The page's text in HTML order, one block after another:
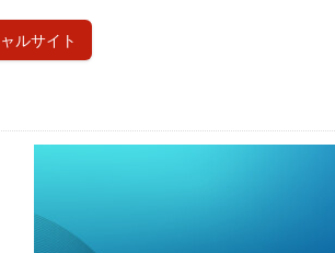
ルサイト